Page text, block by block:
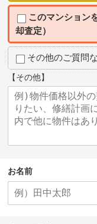
このマンション
却査定）
その他のご質問
【その他】
お名前